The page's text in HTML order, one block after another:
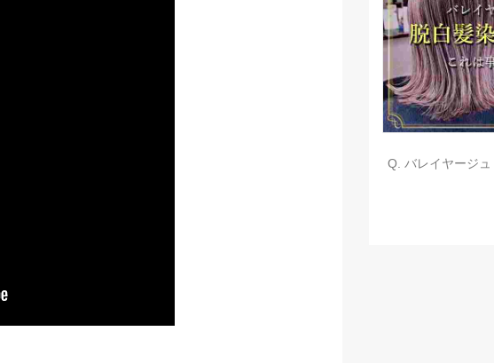
Q. バレイヤージ